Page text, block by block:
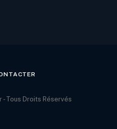
Tous Droits Réservés